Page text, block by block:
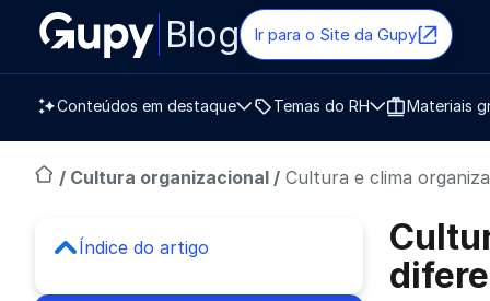
Blog Ir para o Site da Gupy
Conteúdos em destaque Temas do RH Materiais
/ Cultura organizacional / Cultura e clima
Índice do artigo